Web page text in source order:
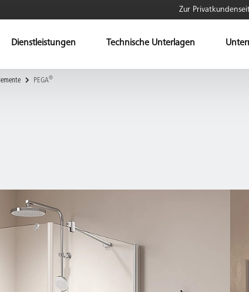
Zur
Dienstleistungen Technische Unterlagen
PEGA®